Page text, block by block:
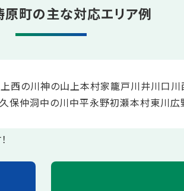
町の主な対応エリア例
上西の川神の山 上本村家籠戸川井川口川
保仲洞中の川中平永野初瀬本村東川広